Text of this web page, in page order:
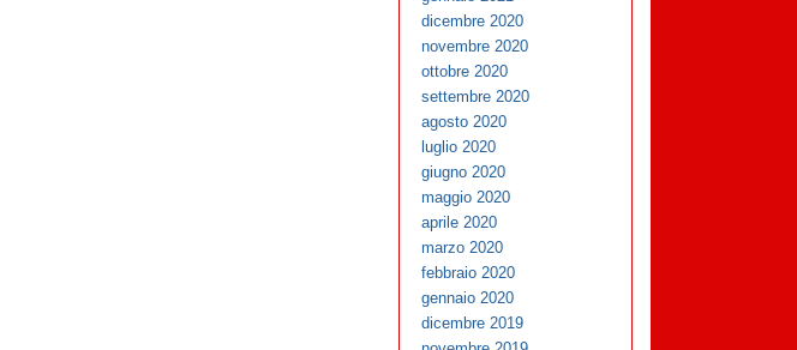
dicembre 2020
novembre 2020
ottobre 2020
settembre 2020
agosto 2020
luglio 2020
giugno 2020
maggio 2020
aprile 2020
marzo 2020
febbraio 2020
gennaio 2020
dicembre 2019